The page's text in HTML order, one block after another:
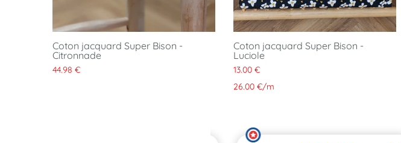
Coton jacquard Super Bison -
Citronnade
44.98 €
Coton jacquard Super Bison -
Luciole
13.00 €
26.00 €/m